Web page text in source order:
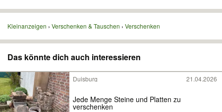
Kleinanzeigen Verschenken & Tauschen Verschenken
Das könnte dich auch interessieren
Duisburg 21.04.2026
Jede Menge Steine und Platten zu
verschenken